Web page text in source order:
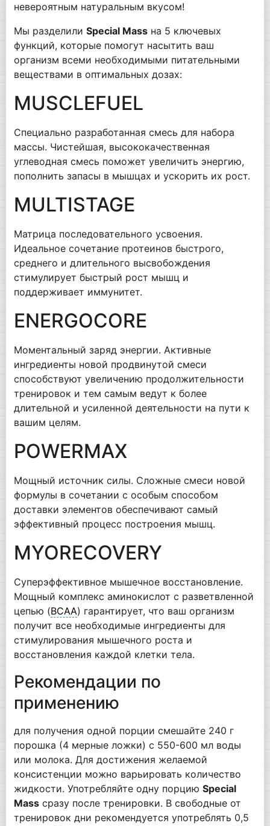
невероятным натуральным вкусом!
Мы разделили Special Massна 5 ключевых
функций, которые помогут насытить ваш
организм всеми необходимыми питательными
веществами в оптимальных дозах:
MUSCLEFUEL
Специально разработанная смесь для набора
массы. Чистейшая, высококачественная
углеводная смесь поможет увеличить энергию,
пополнить запасы в мышцах и ускорить их рост.
MULTISTAGE
Матрица последовательного усвоения.
Идеальное сочетание протеинов быстрого,
среднего и длительного высвобождения
стимулирует быстрый рост мышц и
поддерживает иммунитет.
ENERGOCORE
Моментальный заряд энергии. Активные
ингредиенты новой продвинутой смеси
способствуют увеличению продолжительности
тренировок и тем самым ведут к более
длительной и усиленной деятельности на пути к
вашим целям.
POWERMAX
Мощный источник силы. Сложные смеси новой
формулы в сочетании с особым способом
доставки элементов обеспечивают самый
эффективный процесс построения мышц.
MYORECOVERY
Суперэффективное мышечное восстановление.
Мощный комплекс аминокислот с разветвленной
цепью (BCAA) гарантирует, что ваш организм
получит все необходимые ингредиенты для
стимулирования мышечного роста и
восстановления каждой клетки тела.
Рекомендации по
применению
для получения одной порции смешайте 240 г
порошка (4 мерные ложки) с 550-600 мл воды
или молока. Для достижения желаемой
консистенции можно варьировать количество
жидкости. Употребляйте одну порцию Special
Massсразу после тренировки. В свободные от
тренировок дни рекомендуется употреблять 0,5